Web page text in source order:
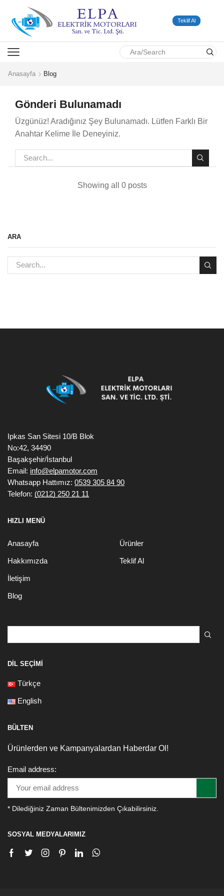
Teklif Al
SEARCH
Anasayfa Blog
Gönderi Bulunamadı
Üzgünüz! Aradığınız Şey Bulunamadı. Lütfen Farklı Bir
Anahtar Kelime İle Deneyiniz.
Showing all 0 posts
ARA
Ipkas San Sitesi 10/B Blok
No:42, 34490
Başakşehir/İstanbul
Email: info@elpamotor.com
Whatsapp Hattımız: 0539 305 84 90
Telefon: (0212) 250 21 11
HIZLI MENÜ
Anasayfa
Hakkımızda
İletişim
Blog
Ürünler
Teklif Al
for:
DIL SEÇIMI
Türkçe
English
BÜLTEN
Ürünlerden ve Kampanyalardan Haberdar Ol!
Email address:
* Dilediğiniz Zaman Bültenimizden Çıkabilirsiniz.
SOSYAL MEDYALARIMIZ